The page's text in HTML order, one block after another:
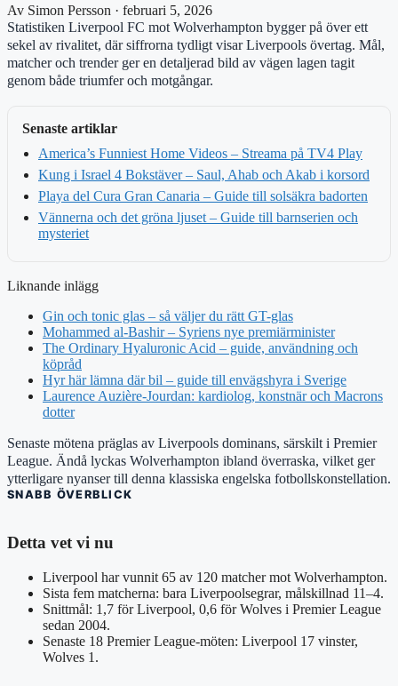
Av Simon Persson · februari 5, 2026
Statistiken Liverpool FC mot Wolverhampton bygger på över ett
sekel av rivalitet, där siffrorna tydligt visar Liverpools övertag. Mål,
matcher och trender ger en detaljerad bild av vägen lagen tagit
genom både triumfer och motgångar.
Senaste artiklar
America’s Funniest Home Videos – Streama på TV4 Play
Kung i Israel 4 Bokstäver – Saul, Ahab och Akab i korsord
Playa del Cura Gran Canaria – Guide till solsäkra badorten
Vännerna och det gröna ljuset – Guide till barnserien och
mysteriet
Liknande inlägg
Gin och tonic glas – så väljer du rätt GT-glas
Mohammed al-Bashir – Syriens nye premiärminister
The Ordinary Hyaluronic Acid – guide, användning och
köpråd
Hyr här lämna där bil – guide till envägshyra i Sverige
Laurence Auzière-Jourdan: kardiolog, konstnär och Macrons
dotter
Senaste mötena präglas av Liverpools dominans, särskilt i Premier
League. Ändå lyckas Wolverhampton ibland överraska, vilket ger
ytterligare nyanser till denna klassiska engelska fotbollskonstellation.
SNABB ÖVERBLICK
Detta vet vi nu
Liverpool har vunnit 65 av 120 matcher mot Wolverhampton.
Sista fem matcherna: bara Liverpoolsegrar, målskillnad 11–4.
Snittmål: 1,7 för Liverpool, 0,6 för Wolves i Premier League
sedan 2004.
Senaste 18 Premier League-möten: Liverpool 17 vinster,
Wolves 1.